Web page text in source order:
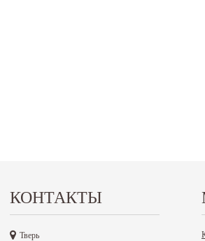
КОНТАКТЫ
Тверь